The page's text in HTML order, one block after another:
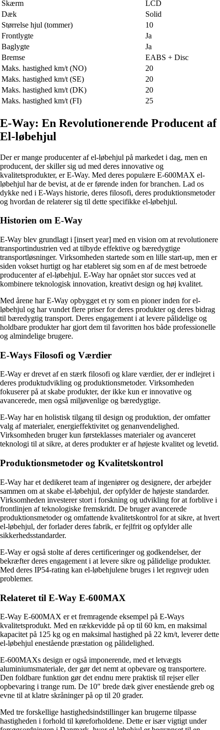
Skærm
LCD
Dæk
Solid
Størrelse hjul (tommer)
10
Frontlygte
Ja
Baglygte
Ja
Bremse
EABS + Disc
Maks. hastighed km/t (NO)
20
Maks. hastighed km/t (SE)
20
Maks. hastighed km/t (DK)
20
Maks. hastighed km/t (FI)
25
E-Way: En Revolutionerende Producent af
El-løbehjul
Der er mange producenter af el-løbehjul på markedet i dag, men en
producent, der skiller sig ud med deres innovative og
kvalitetsprodukter, er E-Way. Med deres populære E-600MAX el-
løbehjul har de bevist, at de er førende inden for branchen. Lad os
dykke ned i E-Ways historie, deres filosofi, deres produktionsmetoder
og hvordan de relaterer sig til dette specifikke el-løbehjul.
Historien om E-Way
E-Way blev grundlagt i [insert year] med en vision om at revolutionere
transportindustrien ved at tilbyde effektive og bæredygtige
transportløsninger. Virksomheden startede som en lille start-up, men er
siden vokset hurtigt og har etableret sig som en af de mest betroede
producenter af el-løbehjul. E-Way har opnået stor succes ved at
kombinere teknologisk innovation, kreativt design og høj kvalitet.
Med årene har E-Way opbygget et ry som en pioner inden for el-
løbehjul og har vundet flere priser for deres produkter og deres bidrag
til bæredygtig transport. Deres engagement i at levere pålidelige og
holdbare produkter har gjort dem til favoritten hos både professionelle
og almindelige brugere.
E-Ways Filosofi og Værdier
E-Way er drevet af en stærk filosofi og klare værdier, der er indlejret i
deres produktudvikling og produktionsmetoder. Virksomheden
fokuserer på at skabe produkter, der ikke kun er innovative og
avancerede, men også miljøvenlige og bæredygtige.
E-Way har en holistisk tilgang til design og produktion, der omfatter
valg af materialer, energieffektivitet og genanvendelighed.
Virksomheden bruger kun førsteklasses materialer og avanceret
teknologi til at sikre, at deres produkter er af højeste kvalitet og levetid.
Produktionsmetoder og Kvalitetskontrol
E-Way har et dedikeret team af ingeniører og designere, der arbejder
sammen om at skabe el-løbehjul, der opfylder de højeste standarder.
Virksomheden investerer stort i forskning og udvikling for at forblive i
frontlinjen af teknologiske fremskridt. De bruger avancerede
produktionsmetoder og omfattende kvalitetskontrol for at sikre, at hvert
el-løbehjul, der forlader deres fabrik, er fejlfrit og opfylder alle
sikkerhedsstandarder.
E-Way er også stolte af deres certificeringer og godkendelser, der
bekræfter deres engagement i at levere sikre og pålidelige produkter.
Med deres IP54-rating kan el-løbehjulene bruges i let regnvejr uden
problemer.
Relateret til E-Way E-600MAX
E-Way E-600MAX er et fremragende eksempel på E-Ways
kvalitetsprodukt. Med en rækkevidde på op til 60 km, en maksimal
kapacitet på 125 kg og en maksimal hastighed på 22 km/t, leverer dette
el-løbehjul enestående præstation og pålidelighed.
E-600MAXs design er også imponerende, med et letvægts
aluminiumsmateriale, der gør det nemt at opbevare og transportere.
Den foldbare funktion gør det endnu mere praktisk til rejser eller
opbevaring i trange rum. De 10″ brede dæk giver enestående greb og
evne til at klatre skråninger på op til 20 grader.
Med tre forskellige hastighedsindstillinger kan brugerne tilpasse
hastigheden i forhold til køreforholdene. Dette er især vigtigt under